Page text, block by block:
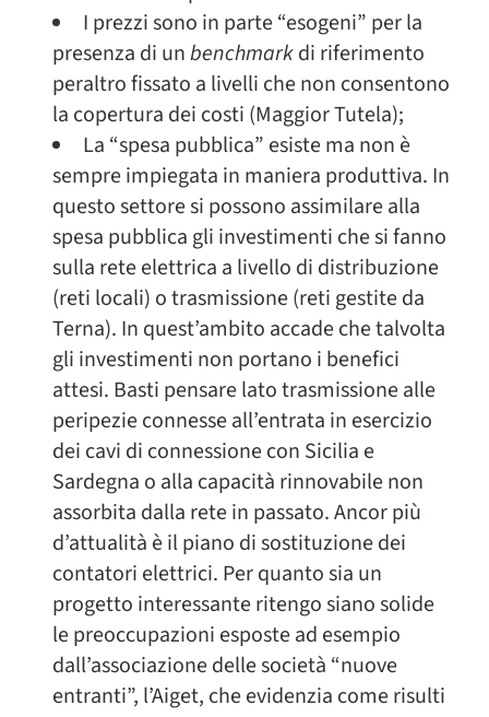
I prezzi sono in parte “esogeni” per la
presenza di unbenchmarkdi riferimento
peraltro fissato a livelli che non consentono
la copertura dei costi (Maggior Tutela);
La “spesa pubblica” esiste ma non è
sempre impiegata in maniera produttiva. In
questo settore si possono assimilare alla
spesa pubblica gli investimenti che si fanno
sulla rete elettrica a livello di distribuzione
(reti locali) o trasmissione (reti gestite da
Terna). In quest’ambito accade che talvolta
gli investimenti non portano i benefici
attesi. Basti pensare lato trasmissione alle
peripezie connesse all’entrata in esercizio
dei cavi di connessione con Sicilia e
Sardegna o alla capacità rinnovabile non
assorbita dalla rete in passato. Ancor più
d’attualità è il piano di sostituzione dei
contatori elettrici. Per quanto sia un
progetto interessante ritengo siano solide
le preoccupazioni esposte ad esempio
dall’associazione delle società “nuove
entranti”, l’Aiget, che evidenzia come risulti